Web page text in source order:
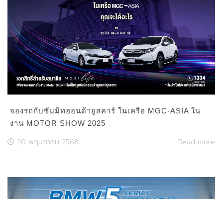
จองรถกับซัมมิทฮอนด้ายูสคาร์ ในเครือ MGC-ASIA ใน
งาน MOTOR SHOW 2025
20 พฤษภาคม 2568 Read more